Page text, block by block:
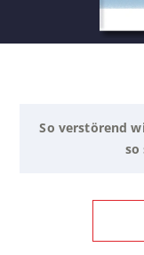
So verstörend
so